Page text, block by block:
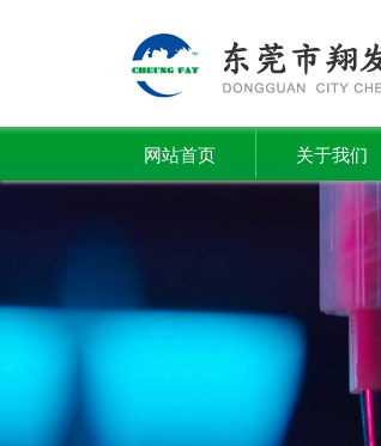
网站首页 关于我们